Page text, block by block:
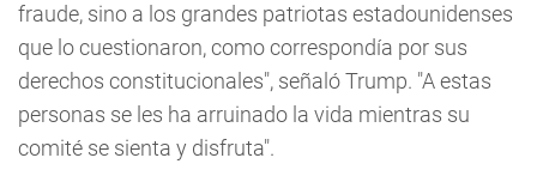
fraude, sino a los grandes patriotas estadounidenses
que lo cuestionaron, como correspondía por sus
derechos constitucionales", señaló Trump. "A estas
personas se les ha arruinado la vida mientras su
comité se sienta y disfruta".